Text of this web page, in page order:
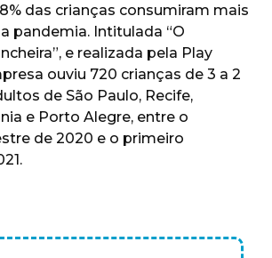
das crianças consumiram mais
pandemia. Intitulada “O
e realizada pela Play
ouviu 720 crianças de 3 a 2
de São Paulo, Recife,
e Porto Alegre, entre o
de 2020 e o primeiro